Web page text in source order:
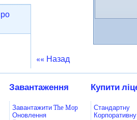
«« Назад
Завантаження
Завантажити The Mop
Оновлення
Купити
Стандартну
Корпоративну